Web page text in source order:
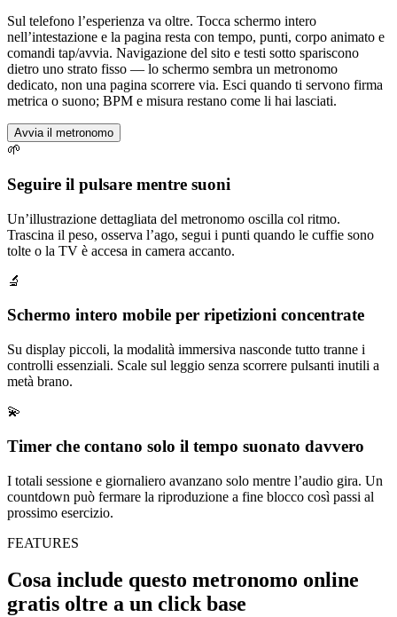
Sul telefono l’esperienza va oltre. Tocca schermo intero
nell’intestazione e la pagina resta con tempo, punti, corpo animato e
comandi tap/avvia. Navigazione del sito e testi sotto spariscono
dietro uno strato fisso — lo schermo sembra un metronomo
dedicato, non una pagina scorrere via. Esci quando ti servono firma
metrica o suono; BPM e misura restano come li hai lasciati.
Avvia il metronomo
🌱
Seguire il pulsare mentre suoni
Un’illustrazione dettagliata del metronomo oscilla col ritmo.
Trascina il peso, osserva l’ago, segui i punti quando le cuffie sono
tolte o la TV è accesa in camera accanto.
🔬
Schermo intero mobile per ripetizioni concentrate
Su display piccoli, la modalità immersiva nasconde tutto tranne i
controlli essenziali. Scale sul leggio senza scorrere pulsanti inutili a
metà brano.
💫
Timer che contano solo il tempo suonato davvero
I totali sessione e giornaliero avanzano solo mentre l’audio gira. Un
countdown può fermare la riproduzione a fine blocco così passi al
prossimo esercizio.
FEATURES
Cosa include questo metronomo online
gratis oltre a un click base